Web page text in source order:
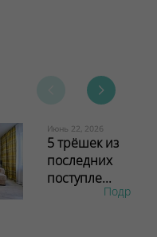
Июнь 22, 2026
5 трёшек из
последних
поступле...
Подробнее